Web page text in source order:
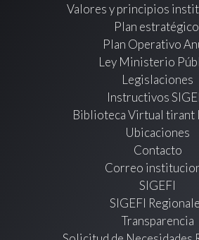
Valores y principios
Plan estratégico
Plan Operativo
Ley Ministerio
Legislaciones
Instructivos
Biblioteca Virtual tirant
Ubicaciones
Contacto
Correo
SIGEFI
SIGEFI
Transparencia